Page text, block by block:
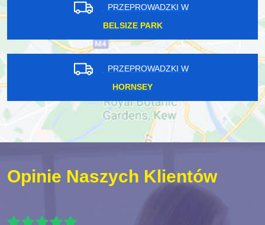
PRZEPROWADZKI W
BELSIZE PARK
PRZEPROWADZKI W
HORNSEY
Opinie Naszych Klientów